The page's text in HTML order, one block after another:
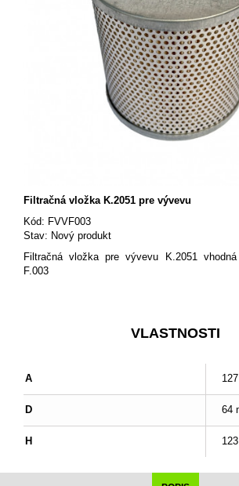
Filtračná vložka K.2051 pre vývevu
Kód: FVVF003
Stav: Nový produkt
Filtračná vložka pre vývevu K.2051
F.003
VLASTNOSTI
A
D 64
H